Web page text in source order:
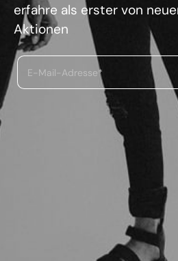
erfahre als erster von
Aktionen
E-Mail-Adresse*